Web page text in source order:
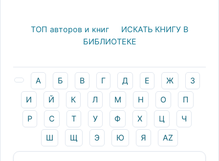
ТОП авторов и книг
ИСКАТЬ КНИГУ В
БИБЛИОТЕКЕ
А Б В Г Д Е Ж
З
И
Й К Л М Н О
П
Р
С Т У Ф Х Ц
Ч
Ш
Щ Э Ю Я AZ